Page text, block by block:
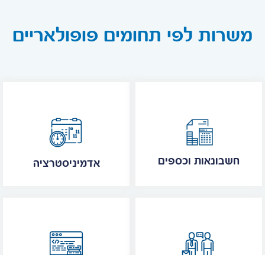
משרות לפי תחומים פופולאריים
אדמיניסטרציה חשבונאות וכספים